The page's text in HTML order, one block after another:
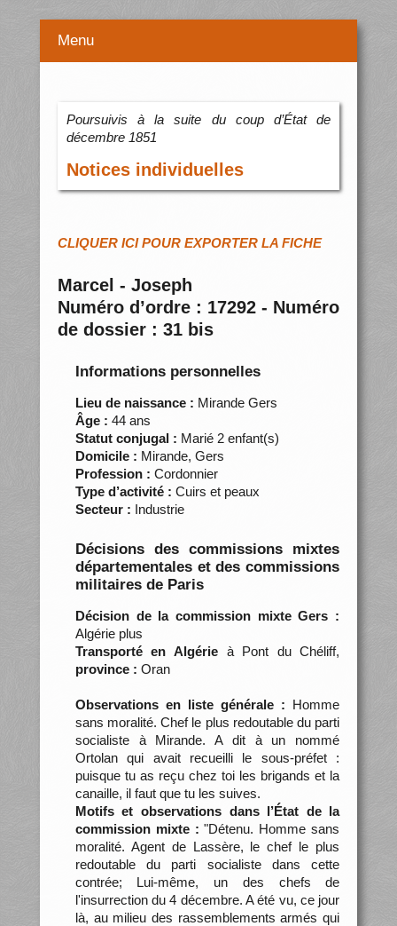
Menu
Poursuivis à la suite du coup d’État de
décembre 1851
Notices individuelles
CLIQUER ICI POUR EXPORTER LA FICHE
Marcel - Joseph
Numéro d’ordre : 17292 - Numéro
de dossier : 31 bis
Informations personnelles
Lieu de naissance : Mirande Gers
Âge : 44 ans
Statut conjugal : Marié 2 enfant(s)
Domicile : Mirande, Gers
Profession : Cordonnier
Type d’activité : Cuirs et peaux
Secteur : Industrie
Décisions des commissions mixtes
départementales et des commissions
militaires de Paris
Décision de la commission mixte Gers :
Algérie plus
Transporté en Algérieà Pont du Chéliff,
province : Oran
Observations en liste générale : Homme
sans moralité. Chef le plus redoutable du parti
socialiste à Mirande. A dit à un nommé
Ortolan qui avait recueilli le sous-préfet :
puisque tu as reçu chez toi les brigands et la
canaille, il faut que tu les suives.
Motifs et observations dans l’État de la
commission mixte : "Détenu. Homme sans
moralité. Agent de Lassère, le chef le plus
redoutable du parti socialiste dans cette
contrée; Lui-même, un des chefs de
l'insurrection du 4 décembre. A été vu, ce jour
là, au milieu des rassemblements armés qui